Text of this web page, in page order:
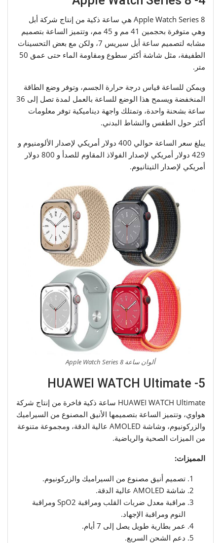
Apple Watch Series 8 هي ساعة ذكية من إنتاج شركة أبل
وهي متوفرة بحجمين 41 مم و 45 مم، وتتميز الساعة بتصميم
مشابه لتصميم ساعة أبل سيريس 7، ولكن مع بعض التحسينات
الطفيفة، مثل شاشة أكثر سطوع ومقاومة الماء حتى عمق 50
متر.
ويمكن للساعة قياس درجة حرارة الجسم، وتوفر وضع الطاقة
المنخفضة ويسمح هذا الوضع للساعة بالعمل لمدة تصل إلى 36
ساعة بشحنة واحدة، وتمتلك واجهة ديناميكية توفر معلومات
أكثر حول الطقس والنشاط البدني.
يبلغ سعر الساعة حوالي 400 دولار أمريكي لإصدار الألومنيوم و
429 دولار أمريكي لإصدار الفولاذ المقاوم للصدأ و 800 دولار
أمريكي لإصدار التيتانيوم.
ألوان ساعة Apple Watch Series 8
5- HUAWEI WATCH Ultimate
HUAWEI WATCH Ultimate ساعة ذكية فاخرة من إنتاج شركة
هواوي، وتتميز الساعة بتصميمها الأنيق المصنوع من السيراميك
والزركونيوم، وشاشة AMOLED عالية الدقة، ومجموعة متنوعة
من الميزات الصحية والرياضية.
المميزات:
تصميم أنيق مصنوع من السيراميك والزركونيوم.
شاشة AMOLED عالية الدقة.
مراقبة معدل ضربات القلب ومراقبة SpO2 ومراقبة
النوم ومراقبة الإجهاد.
عمر بطارية طويل يصل إلى 7 أيام.
دعم الشحن السريع.